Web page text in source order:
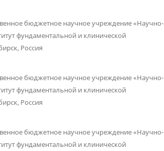
бюджетное научное учреждение «Научно-
фундаментальной и клинической
Россия
бюджетное научное учреждение «Научно-
фундаментальной и клинической
Россия
бюджетное научное учреждение «Научно-
фундаментальной и клинической